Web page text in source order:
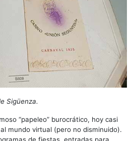
Sigüenza.
“papeleo” burocrático, hoy casi
mundo virtual (pero no disminuido).